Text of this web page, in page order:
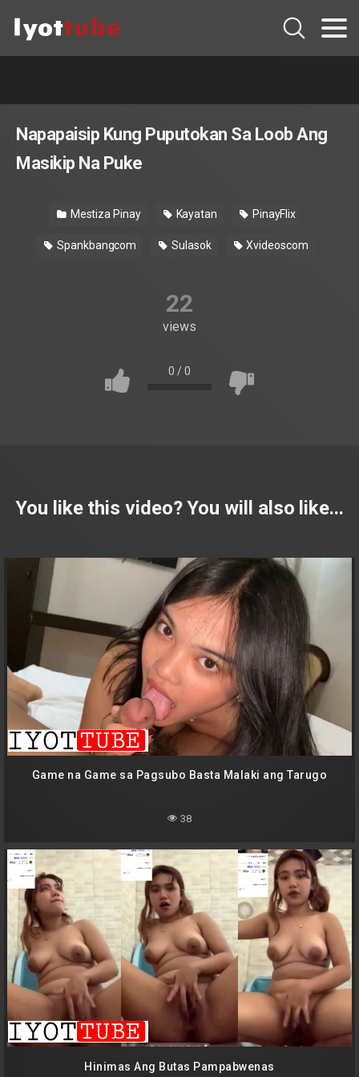
Napapaisip Kung Puputokan Sa Loob Ang
Masikip Na Puke
Mestiza Pinay Kayatan PinayFlix
Spankbangcom Sulasok Xvideoscom
22
views
0 /0
You like this video? You will also like...
Game na Game sa Pagsubo Basta Malaki ang Tarugo
38
Hinimas Ang Butas Pampabwenas